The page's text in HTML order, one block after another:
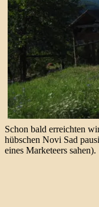
Schon bald erreichten
hübschen Novi Sad
eines Marketeers sahen).